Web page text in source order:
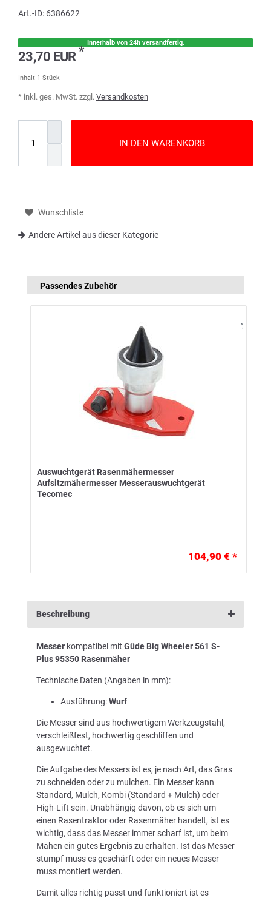
Art.-ID: 6386622
Innerhalb von 24h versandfertig.
23,70 EUR*
Inhalt 1 Stück
* inkl. ges. MwSt. zzgl. Versandkosten
IN DEN WARENKORB
Wunschliste
Andere Artikel aus dieser Kategorie
Passendes Zubehör
Auswuchtgerät Rasenmähermesser
Aufsitzmähermesser Messerauswuchtgerät
Tecomec
104,90 € *
Beschreibung
Messer kompatibel mit Güde Big Wheeler 561 S-
Plus 95350 Rasenmäher
Technische Daten (Angaben in mm):
Ausführung:Wurf
Die Messer sind aus hochwertigem Werkzeugstahl,
verschleißfest, hochwertig geschliffen und
ausgewuchtet.
Die Aufgabe des Messers ist es, je nach Art, das Gras
zu schneiden oder zu mulchen. Ein Messer kann
Standard, Mulch, Kombi (Standard + Mulch) oder
High-Lift sein. Unabhängig davon, ob es sich um
einen Rasentraktor oder Rasenmäher handelt, ist es
wichtig, dass das Messer immer scharf ist, um beim
Mähen ein gutes Ergebnis zu erhalten. Ist das Messer
stumpf muss es geschärft oder ein neues Messer
muss montiert werden.
Damit alles richtig passt und funktioniert ist es